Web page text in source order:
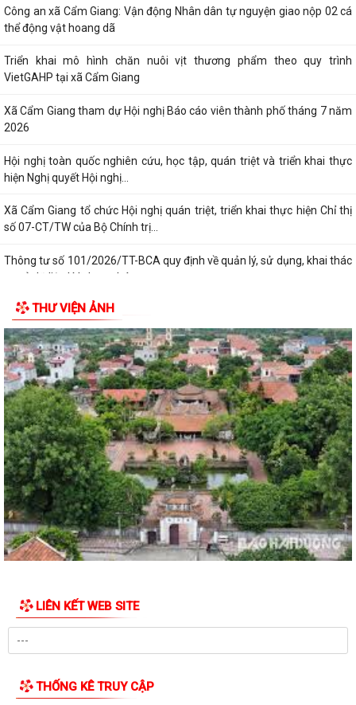
Hội nghị toàn quốc nghiên cứu, học tập, quán triệt và triển khai thực
hiện Nghị quyết Hội nghị...
Xã Cẩm Giang tổ chức Hội nghị quán triệt, triển khai thực hiện Chỉ thị
số 07-CT/TW của Bộ Chính trị...
Thông tư số 101/2026/TT-BCA quy định về quản lý, sử dụng, khai thác
cơ sở dữ liệu lý lịch tư pháp,...
THÔNG BÁO số 527/TB-UBND xã Cẩm Giang Về việc công khai danh
mục thủ tục hành chính ban hành mới...
Đảng ủy - HĐND - UBND - Ủy ban MTTQ Việt Nam xã Cẩm Giang tổ
chức lễ viếng các nghĩa trang liệt sĩ...
Trạm Y tế xã Cẩm Giang phối hợp khám, phát hiện các bệnh về mắt
Hội đồng nhân dân xã Cẩm Giang tổ chức Kỳ họp thứ tư (Kỳ họp
thường lệ giữa năm 2026)
Đảng ủy xã Cẩm Giang tổ chức thăm, tặng quà người có công theo ủy
quyền của đồng chí Giám đốc Công...
Đồng chí Nguyễn Ngọc Sơn, đại biểu quốc hội khóa XVI Thăm, tặng quà
gia đình chính sách, người có...
Đồng chí Phạm Văn Mạnh - Bí thư Đảng ủy, Chủ tịch HĐND xã Cẩm
Giang thăm, tặng quà gia đình chính...
Thông tư 14/2026/TT-BYT quy định tiêu chuẩn chẩn đoán và quy
trình xác định nghiện ma túy
Xã Cẩm Giang đưa dịch vụ hành chính công đến tận nhà văn hóa thôn
XÃ CẨM GIANG CHI TRẢ HƠN 9 TỶ ĐỒNG TIỀN BỒI THƯỜNG, HỖ TRỢ
THƯ VIỆN ẢNH
LIÊN KẾT WEB SITE
THỐNG KÊ TRUY CẬP